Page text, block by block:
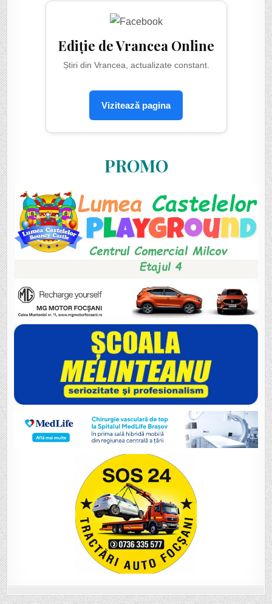
Ediție de Vrancea Online
Știri din Vrancea, actualizate constant.
Vizitează pagina
PROMO